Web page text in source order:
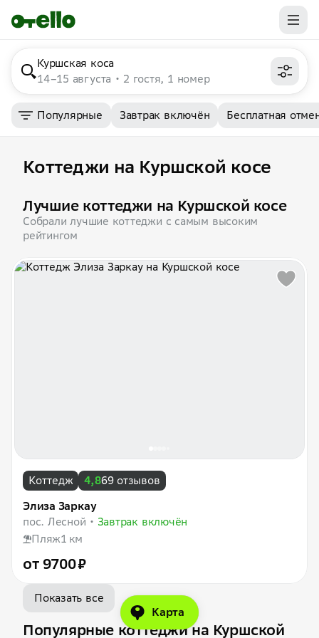
Куршская коса
14–15 августа
2 гостя, 1 номер
Популярные Завтрак включён Бесплатная
Коттеджи на Куршской косе
Лучшие коттеджи на Куршской косе
Собрали лучшие коттеджи с самым высоким
рейтингом
Коттедж 4,869 отзывов
Элиза Заркау
пос. Лесной
Завтрак включён
Пляж1 км
от 9700 ₽
Показать все
Популярные коттеджи на Куршской
Карта